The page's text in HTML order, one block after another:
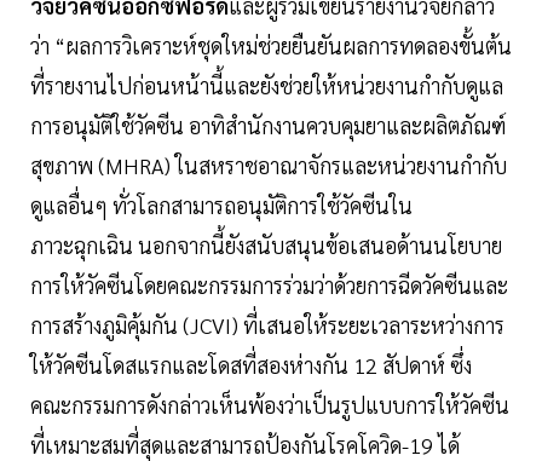
วิจัยวัคซีนออกซ์ฟอร์ดและผู้ร่วมเขียนรายงานวิจัยกล่าว
ว่า “ผลการวิเคราะห์ชุดใหม่ช่วยยืนยันผลการทดลองขั้นต้น
ที่รายงานไปก่อนหน้านี้และยังช่วยให้หน่วยงานกำกับดูแล
การอนุมัติใช้วัคซีน อาทิสำนักงานควบคุมยาและผลิตภัณฑ์
สุขภาพ (MHRA) ในสหราชอาณาจักรและหน่วยงานกำกับ
ดูแลอื่นๆ ทั่วโลกสามารถอนุมัติการใช้วัคซีนใน
ภาวะฉุกเฉิน นอกจากนี้ยังสนับสนุนข้อเสนอด้านนโยบาย
การให้วัคซีนโดยคณะกรรมการร่วมว่าด้วยการฉีดวัคซีนและ
การสร้างภูมิคุ้มกัน (JCVI) ที่เสนอให้ระยะเวลาระหว่างการ
ให้วัคซีนโดสแรกและโดสที่สองห่างกัน 12 สัปดาห์ ซึ่ง
คณะกรรมการดังกล่าวเห็นพ้องว่าเป็นรูปแบบการให้วัคซีน
ที่เหมาะสมที่สุดและสามารถป้องกันโรคโควิด-19 ได้